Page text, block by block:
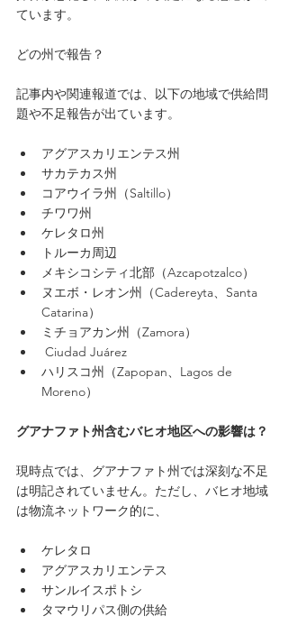
ています。
どの州で報告？
記事内や関連報道では、以下の地域で供給問
題や不足報告が出ています。
アグアスカリエンテス州
サカテカス州
コアウイラ州（Saltillo）
チワワ州
ケレタロ州
トルーカ周辺
メキシコシティ北部（Azcapotzalco）
ヌエボ・レオン州（Cadereyta、Santa
Catarina）
ミチョアカン州（Zamora）
Ciudad Juárez
ハリスコ州（Zapopan、Lagos de
Moreno）
グアナファト州含むバヒオ地区への影響は？
現時点では、グアナファト州では深刻な不足
は明記されていません。ただし、バヒオ地域
は物流ネットワーク的に、
ケレタロ
アグアスカリエンテス
サンルイスポトシ
タマウリパス側の供給